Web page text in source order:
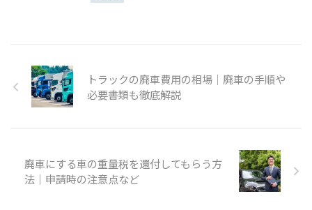
トラックの廃車費用の相場｜廃車の手順や
必要書類も徹底解説
廃車にする車の重量税を還付してもらう方
法｜申請時の注意点など